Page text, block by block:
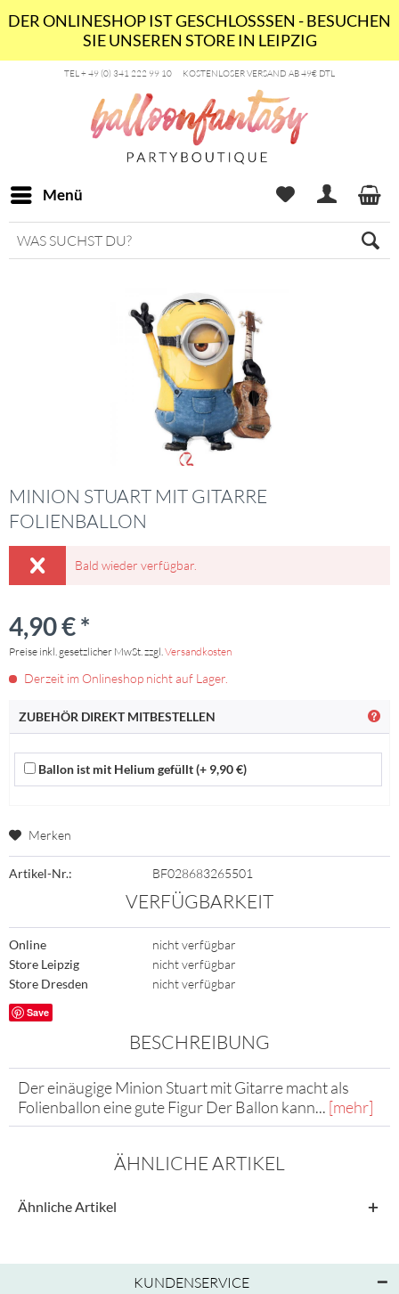
DER ONLINESHOP IST GESCHLOSSSEN - BESUCHEN
SIE UNSEREN STORE IN LEIPZIG
TEL + 49 (0) 341 222 99 10 KOSTENLOSER VERSAND AB 49€ DTL
Menü
MINION STUART MIT GITARRE
FOLIENBALLON
Bald wieder verfügbar.
4,90 € *
Preise inkl. gesetzlicher MwSt. zzgl.Versandkosten
Derzeit im Onlineshop nicht auf Lager.
ZUBEHÖR DIREKT MITBESTELLEN
Ballon ist mit Helium gefüllt (+ 9,90 €)
Merken
Artikel-Nr.: BF028683265501
VERFÜGBARKEIT
Online
nicht verfügbar
Store Leipzig
nicht verfügbar
Store Dresden
nicht verfügbar
Save
BESCHREIBUNG
Der einäugige Minion Stuart mit Gitarre macht als
Folienballon eine gute Figur Der Ballon kann... [mehr]
ÄHNLICHE ARTIKEL
Ähnliche Artikel
KUNDENSERVICE